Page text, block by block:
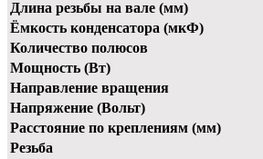
Длина резьбы на вале (мм)
Ёмкость конденсатора (мкФ)
Количество полюсов
Мощность (Вт)
Направление вращения
Напряжение (Вольт)
Расстояние по креплениям (мм)
Резьба